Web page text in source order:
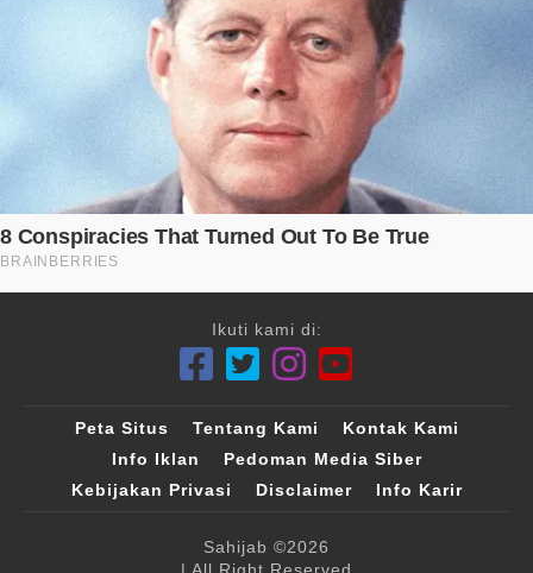
Ikuti kami di:
Peta Situs Tentang Kami
Kontak Kami
Info Iklan
Pedoman Media Siber
Kebijakan Privasi
Disclaimer Info Karir
Sahijab ©2026